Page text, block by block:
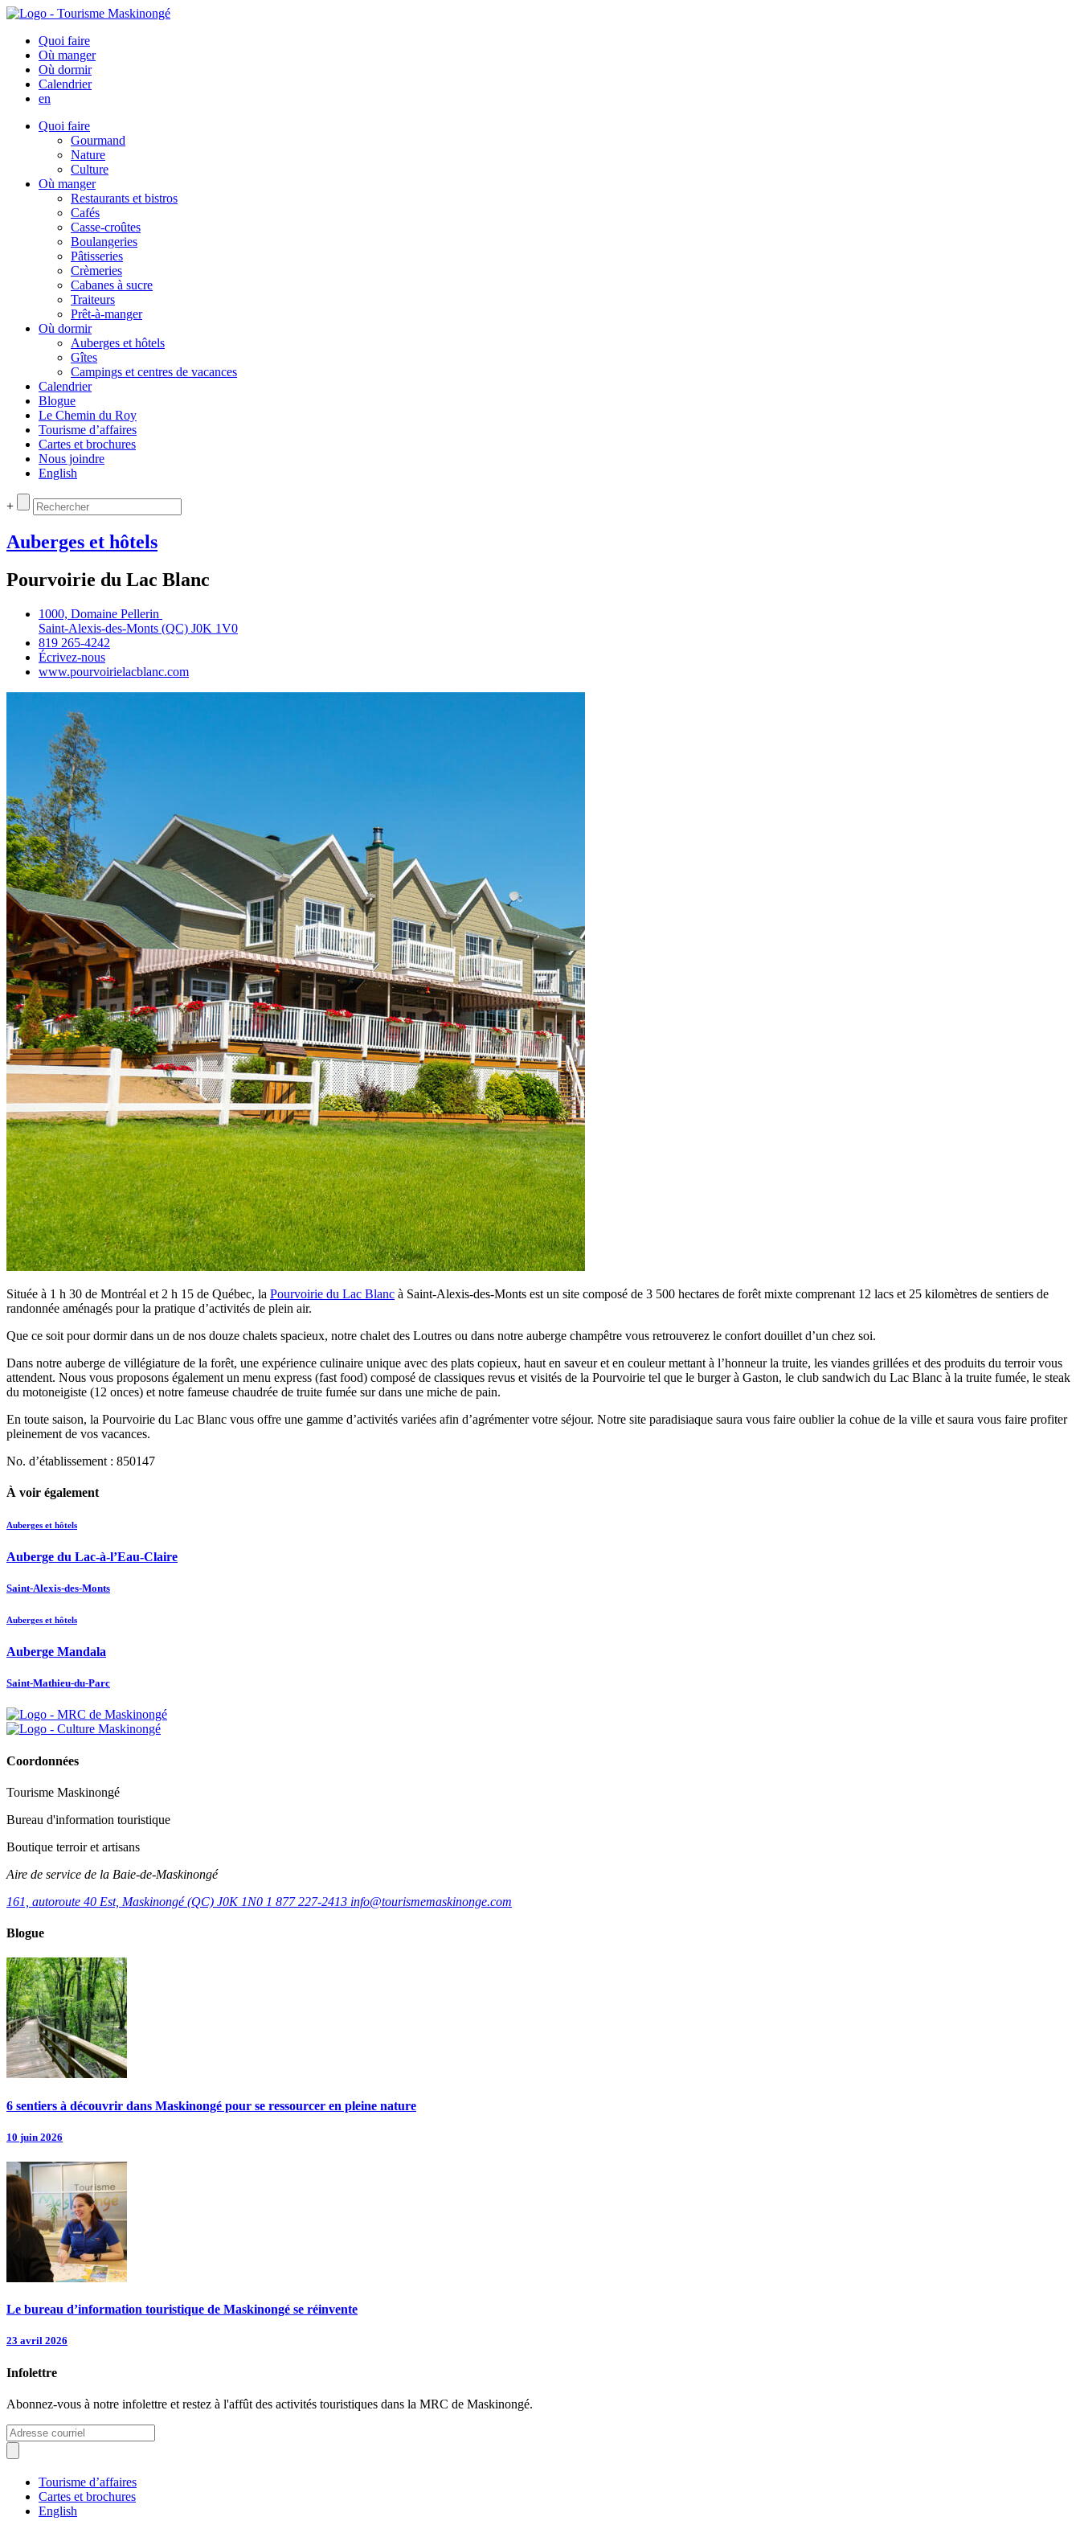
Quoi faire
Où manger
Où dormir
Calendrier
en
Quoi faire
Gourmand
Nature
Culture
Où manger
Restaurants et bistros
Cafés
Casse-croûtes
Boulangeries
Pâtisseries
Crèmeries
Cabanes à sucre
Traiteurs
Prêt-à-manger
Où dormir
Auberges et hôtels
Gîtes
Campings et centres de vacances
Calendrier
Blogue
Le Chemin du Roy
Tourisme d’affaires
Cartes et brochures
Nous joindre
English
+
Auberges et hôtels
Pourvoirie du Lac Blanc
1000, Domaine Pellerin
Saint‑Alexis‑des‑Monts (QC) J0K 1V0
819 265‑4242
Écrivez‑nous
www.pourvoirielacblanc.com
Située à 1 h 30 de Montréal et 2 h 15 de Québec, la Pourvoirie du Lac Blanc à Saint-Alexis-des-Monts est un site composé de 3 500 hectares de forêt mixte comprenant 12 lacs et 25 kilomètres de sentiers de
randonnée aménagés pour la pratique d’activités de plein air.
Que ce soit pour dormir dans un de nos douze chalets spacieux, notre chalet des Loutres ou dans notre auberge champêtre vous retrouverez le confort douillet d’un chez soi.
Dans notre auberge de villégiature de la forêt, une expérience culinaire unique avec des plats copieux, haut en saveur et en couleur mettant à l’honneur la truite, les viandes grillées et des produits du terroir vous
attendent. Nous vous proposons également un menu express (fast food) composé de classiques revus et visités de la Pourvoirie tel que le burger à Gaston, le club sandwich du Lac Blanc à la truite fumée, le steak
du motoneigiste (12 onces) et notre fameuse chaudrée de truite fumée sur dans une miche de pain.
En toute saison, la Pourvoirie du Lac Blanc vous offre une gamme d’activités variées afin d’agrémenter votre séjour. Notre site paradisiaque saura vous faire oublier la cohue de la ville et saura vous faire profiter
pleinement de vos vacances.
No. d’établissement : 850147
À voir également
Auberges et hôtels
Auberge du Lac-à-l’Eau-Claire
Saint-Alexis-des-Monts
Auberges et hôtels
Auberge Mandala
Saint-Mathieu-du-Parc
Coordonnées
Tourisme Maskinongé
Bureau d'information touristique
Boutique terroir et artisans
Aire de service de la Baie-de-Maskinongé
161, autoroute 40 Est, Maskinongé (QC) J0K 1N0 1 877 227-2413 info@tourismemaskinonge.com
Blogue
6 sentiers à découvrir dans Maskinongé pour se ressourcer en pleine nature
10 juin 2026
Le bureau d’information touristique de Maskinongé se réinvente
23 avril 2026
Infolettre
Abonnez-vous à notre infolettre et restez à l'affût des activités touristiques dans la MRC de Maskinongé.
Tourisme d’affaires
Cartes et brochures
English